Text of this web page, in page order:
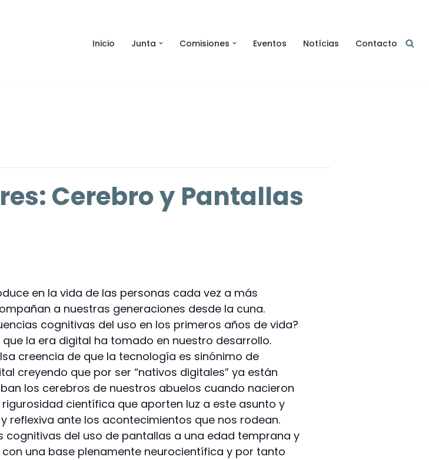
Inicio Junta Comisiones Eventos Notícias Contacto
Cerebro y Pantallas
en la vida de las personas cada vez a más
a nuestras generaciones desde la cuna.
cognitivas del uso en los primeros años de vida?
la era digital ha tomado en nuestro desarrollo.
creencia de que la tecnología es sinónimo de
creyendo que por ser “nativos digitales” ya están
los cerebros de nuestros abuelos cuando nacieron
científica que aporten luz a este asunto y
reflexiva ante los acontecimientos que nos rodean.
del uso de pantallas a una edad temprana y
una base plenamente neurocientífica y por tanto